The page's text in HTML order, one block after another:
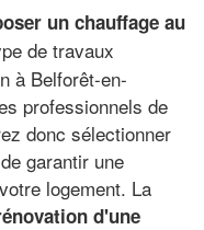
un chauffage au
de travaux
à Belforêt-en-
professionnels de
donc sélectionner
garantir une
logement. La
d'une